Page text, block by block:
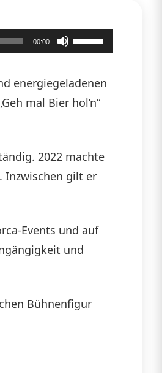
00:00
Pfeiltasten
benutzen,
um
zu
regeln.
energiegeladenen
mal Bier hol’n“
2022 machte
Inzwischen gilt er
Events und auf
und
Bühnenfigur